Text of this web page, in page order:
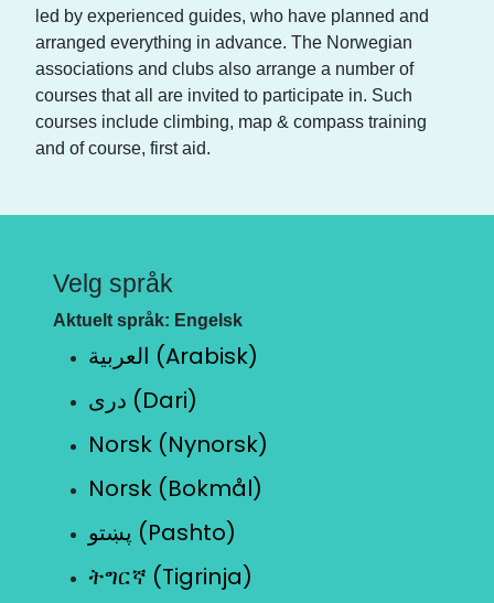
led by experienced guides, who have planned and
arranged everything in advance. The Norwegian
associations and clubs also arrange a number of
courses that all are invited to participate in. Such
courses include climbing, map & compass training
and of course, first aid.
Velg språk
Aktuelt språk: Engelsk
العربية (Arabisk)
دری (Dari)
Norsk (Nynorsk)
Norsk (Bokmål)
پښتو (Pashto)
ትግርኛ (Tigrinja)